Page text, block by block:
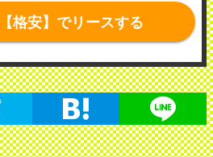
格安】でリースする